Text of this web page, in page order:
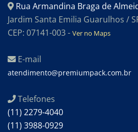
SACOS PEBD
SACOS PEAD
EMBALAGENS PLÁSTICAS PARA ALIMENTOS
EMBALAGENS TRANSPARENTES
Rua Armandina Braga de
Jardim Santa Emilia Guarulhos /
CEP: 07141-003 - Ver no Maps
E-mail
atendimento@premiumpack.com.br
Telefones
(11) 2279-4040
(11) 3988-0929